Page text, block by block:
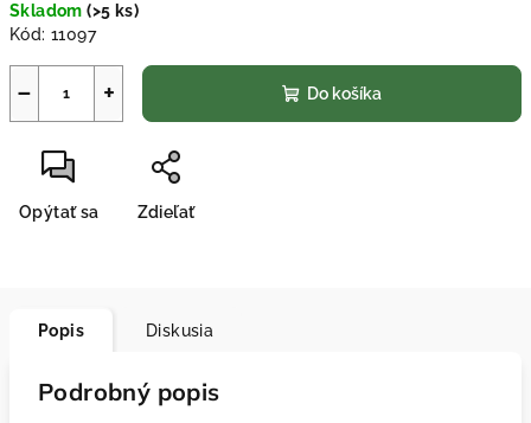
cena:
Skladom(>5 ks)
Kód: 11097
+
− Do košíka
Opýtať sa Zdieľať
Popis Diskusia
Podrobný popis